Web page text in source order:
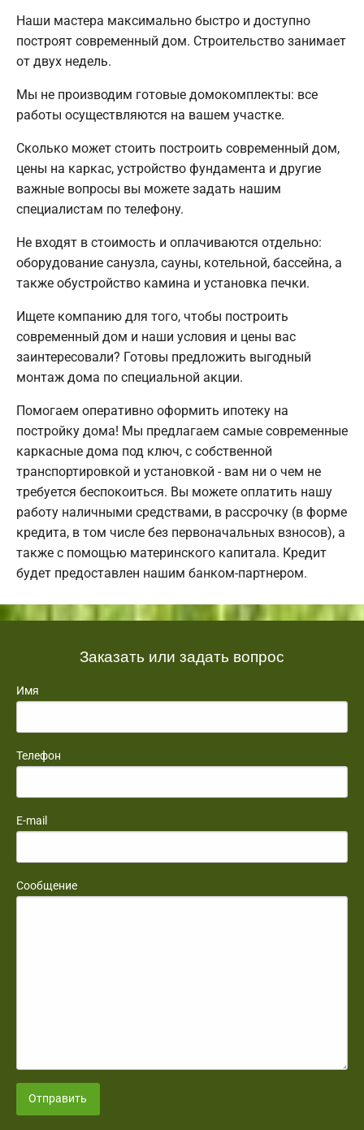
Наши мастера максимально быстро и доступно
построят современный дом. Строительство занимает
от двух недель.
Мы не производим готовые домокомплекты: все
работы осуществляются на вашем участке.
Сколько может стоить построить современный дом,
цены на каркас, устройство фундамента и другие
важные вопросы вы можете задать нашим
специалистам по телефону.
Не входят в стоимость и оплачиваются отдельно:
оборудование санузла, сауны, котельной, бассейна, а
также обустройство камина и установка печки.
Ищете компанию для того, чтобы построить
современный дом и наши условия и цены вас
заинтересовали? Готовы предложить выгодный
монтаж дома по специальной акции.
Помогаем оперативно оформить ипотеку на
постройку дома! Мы предлагаем самые современные
каркасные дома под ключ, с собственной
транспортировкой и установкой - вам ни о чем не
требуется беспокоиться. Вы можете оплатить нашу
работу наличными средствами, в рассрочку (в форме
кредита, в том числе без первоначальных взносов), а
также с помощью материнского капитала. Кредит
будет предоставлен нашим банком-партнером.
Заказать или задать вопрос
Имя
Телефон
E-mail
Сообщение
Отправить